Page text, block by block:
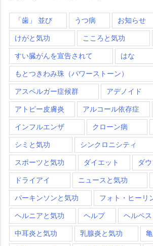
「歯」 並び うつ病 お知らせ
けがと気功 こころと気功
すい臓がんを宣告されて はな
もとつきわみ珠（パワーストーン）
アスペルガー症候群 アデノイド
アトピー皮膚炎 アルコール依存症
インフルエンザ クローン病
シミと気功 シンクロニシティ
スポーツと気功 ダイエット ダ
ドライアイ ニュースと気功
パーキンソンと気功 フォト・ヒーリ
ヘルニアと気功 ヘルプ ヘルペス
中耳炎と気功 乳腺炎と気功